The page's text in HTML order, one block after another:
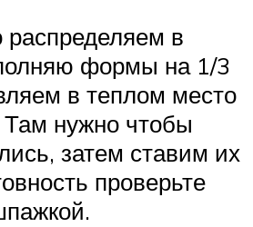
распределяем в
формы на 1/3
в теплом место
Там нужно чтобы
затем ставим их
проверьте